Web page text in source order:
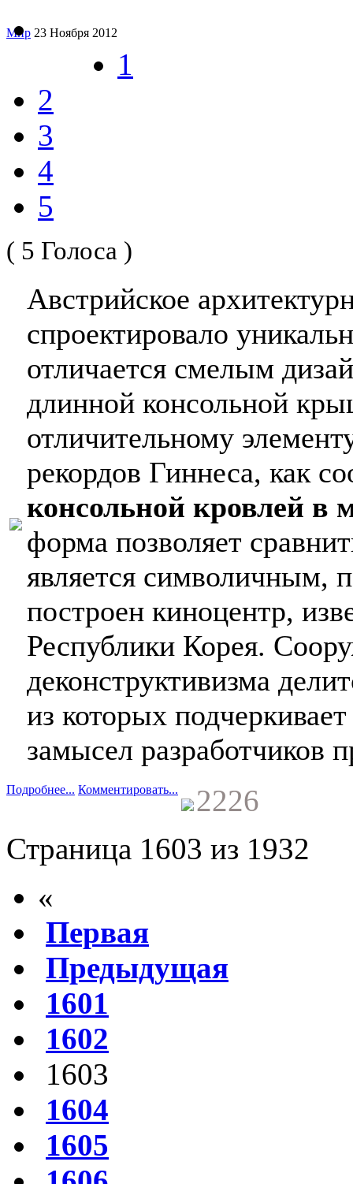
Мир 23 Ноября 2012
1
2
3
4
5
( 5 Голоса )
Австрийское
спроектировало
отличается смелым
длинной консольной
отличительному
рекордов Гиннеса, как
консольной кровлей в
форма позволяет
является символичным,
построен киноцентр,
Республики Корея.
деконструктивизма
из которых
замысел разработчиков
Подробнее... Комментировать...
2226
Страница 1603 из 1932
«
Первая
Предыдущая
1601
1602
1603
1604
1605